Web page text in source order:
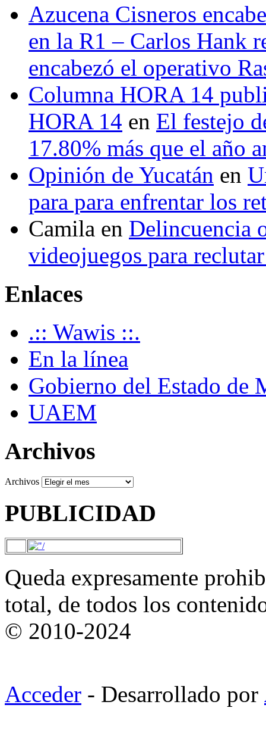
Azucena Cisneros
en la R1 – Carlos Hank
encabezó el operativo
Columna HORA 14
HORA 14 en El festejo
17.80% más que el año
Opinión de Yucatán en
para para enfrentar los
Camila en Delincuencia
videojuegos para
Enlaces
.:: Wawis ::.
En la línea
Gobierno del Estado de
UAEM
Archivos
Archivos
PUBLICIDAD
Queda expresamente
total, de todos los
© 2010-2024
Acceder - Desarrollado por